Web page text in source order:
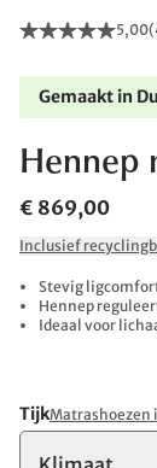
5,00(
Gemaakt in
Hennep
€ 869,00
Inclusief
Stevig
Hennep
Ideaal voor
Tijk